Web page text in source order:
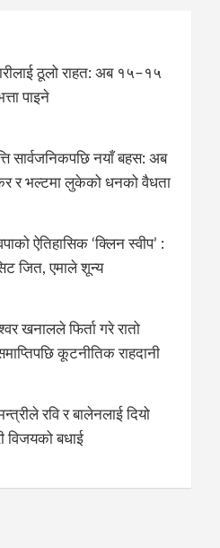
ठूलो राहत: अब १५–१५
पाइने
सार्वजनिकपछि नयाँ बहस: अब
र भल्टमा लुकेको धनको वैधता
ऐतिहासिक ‘क्लिन स्वीप’ :
जित, एमाले शून्य
खनालले फिर्ता गरे रातो
कूटनीतिक राहदानी
रवि र बालेनलाई दियो
विजयको बधाई